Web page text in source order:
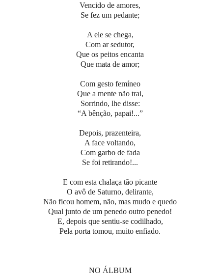
Vencido de amores,
Se fez um pedante;
A ele se chega,
Com ar sedutor,
Que os peitos encanta
Que mata de amor;
Com gesto femíneo
Que a mente não trai,
Sorrindo, lhe disse:
“A bênção, papai!...”
Depois, prazenteira,
A face voltando,
Com garbo de fada
Se foi retirando!...
E com esta chalaça tão picante
O avô de Saturno, delirante,
Não ficou homem, não, mas mudo e quedo
Qual junto de um penedo outro penedo!
E, depois que sentiu-se codilhado,
Pela porta tomou, muito enfiado.
NO ÁLBUM